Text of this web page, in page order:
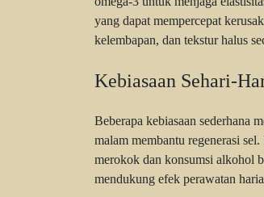
yang dapat mempercepat
kelembapan, dan tekstur halus
Kebiasaan Sehari-
Beberapa kebiasaan sederhana
malam membantu regenerasi
merokok dan konsumsi alkohol
mendukung efek perawatan